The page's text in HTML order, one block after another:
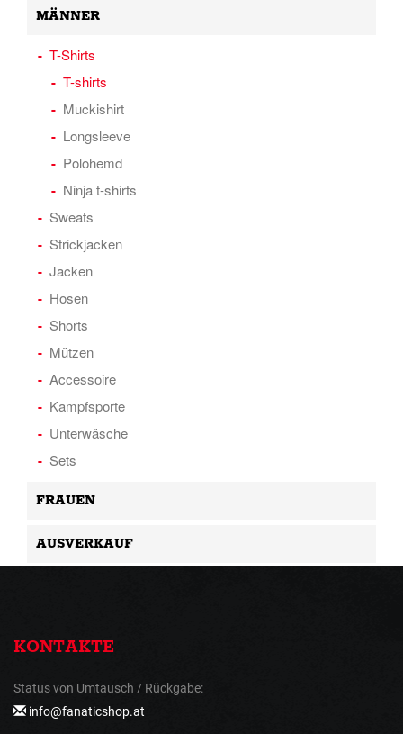
MÄNNER
T-Shirts
T-shirts
Muckishirt
Longsleeve
Polohemd
Ninja t-shirts
Sweats
Strickjacken
Jacken
Hosen
Shorts
Mützen
Accessoire
Kampfsporte
Unterwäsche
Sets
FRAUEN
AUSVERKAUF
KONTAKTE
Status von Umtausch / Rückgabe:
info@fanaticshop.at